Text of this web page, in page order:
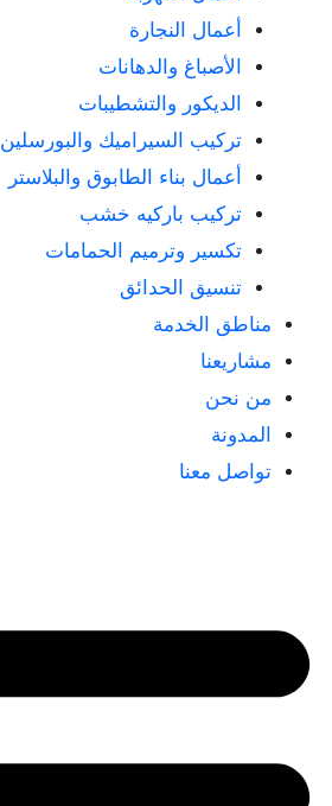
أعمال النجارة
الأصباغ والدهانات
الديكور والتشطيبات
تركيب السيراميك والبورسلين
أعمال بناء الطابوق والبلاستر
تركيب باركيه خشب
تكسير وترميم الحمامات
تنسيق الحدائق
مناطق الخدمة
مشاريعنا
من نحن
المدونة
تواصل معنا